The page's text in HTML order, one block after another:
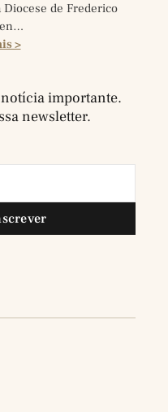
Diocese de Frederico
>
importante.
newsletter.